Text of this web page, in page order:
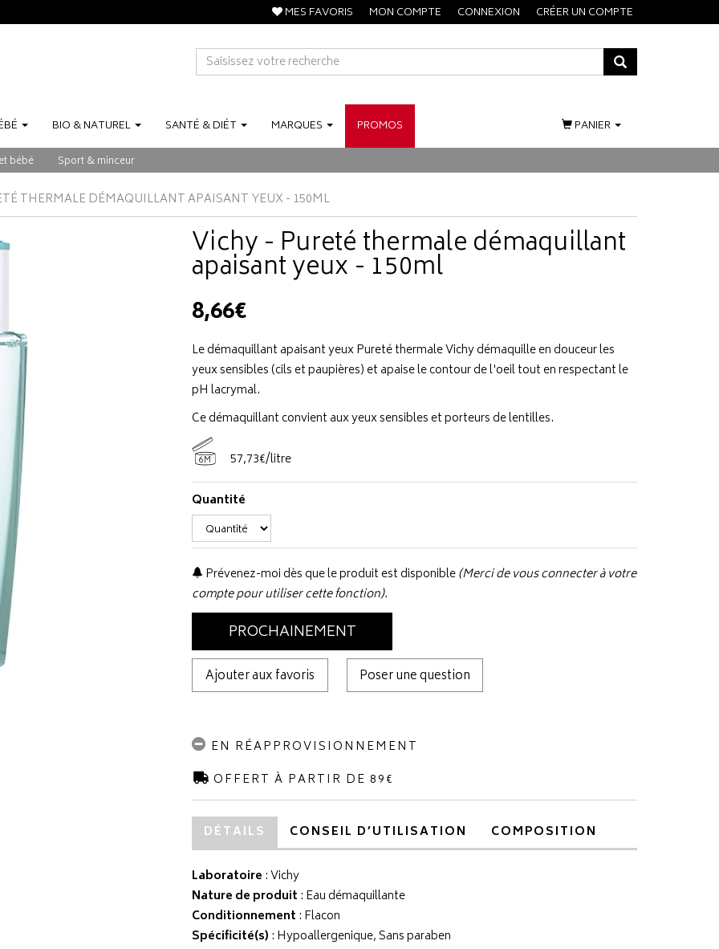
MES FAVORIS MON COMPTE CONNEXION CRÉER UN COMPTE
BIO &NATUREL SANTÉ &DIÉT MARQUES PROMOS
bébé Sport & minceur
PANIER
THERMALE DÉMAQUILLANT APAISANT YEUX - 150ML
Vichy - Pureté thermale démaquillant
apaisant yeux - 150ml
8,66€
Le démaquillant apaisant yeux Pureté thermale Vichy démaquille en douceur les
yeux sensibles (cils et paupières) et apaise le contour de l'oeil tout en respectant le
pH lacrymal.
Ce démaquillant convient aux yeux sensibles et porteurs de lentilles.
6M 57,73€/litre
Quantité
Prévenez-moi dès que le produit est disponible(Merci de vous connecter à votre
compte pour utiliser cette fonction).
PROCHAINEMENT
Ajouter aux favoris Poser une question
EN RÉAPPROVISIONNEMENT
OFFERT À PARTIR DE 89€
DÉTAILS CONSEIL D’UTILISATION COMPOSITION
Laboratoire :Vichy
Nature de produit : Eau démaquillante
Conditionnement : Flacon
Spécificité(s) : Hypoallergenique, Sans paraben